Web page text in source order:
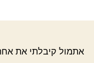
אתמול קיבלתי את